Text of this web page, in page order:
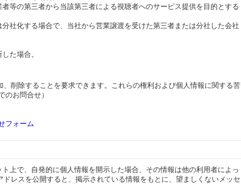
等の第三者から当該第三者による視聴者へのサービス提供を目的とする
社化する場合で、当社から営業譲渡を受けた第三者または分社した会社
た場合。
削除することを要求できます。これらの権利および個人情報に関する苦
お問合せ）
フォーム
上で、自発的に個人情報を開示した場合、その情報は他の利用者によっ
レスを公開すると、掲示されている情報をもとに、望ましくないメッセ